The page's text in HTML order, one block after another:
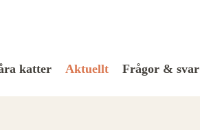
katter Aktuellt Frågor & svar